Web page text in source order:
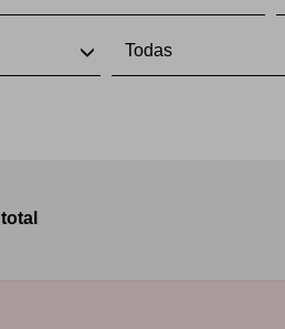
Todas